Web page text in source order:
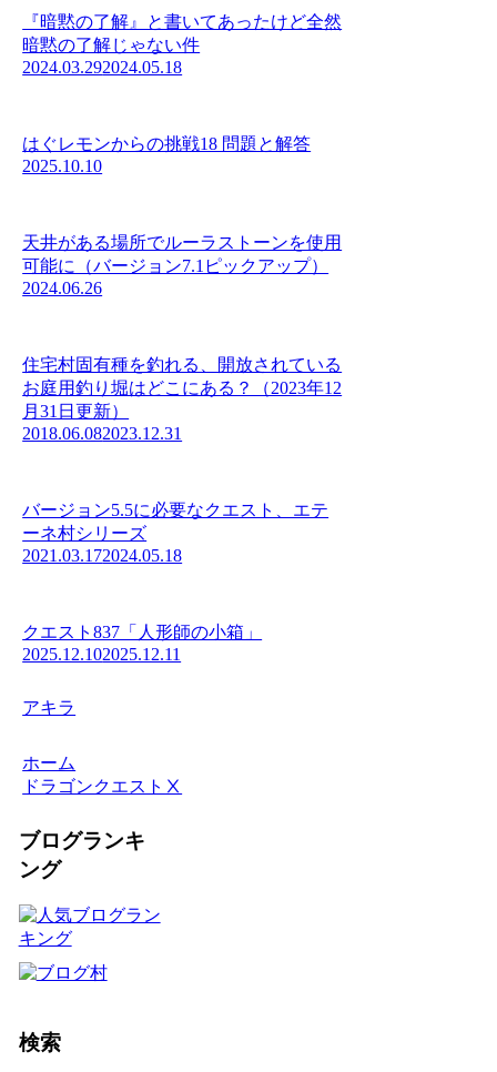
『暗黙の了解』と書いてあったけど全然
暗黙の了解じゃない件
2024.03.292024.05.18
はぐレモンからの挑戦18 問題と解答
2025.10.10
天井がある場所でルーラストーンを使用
可能に（バージョン7.1ピックアップ）
2024.06.26
住宅村固有種を釣れる、開放されている
お庭用釣り堀はどこにある？（2023年12
月31日更新）
2018.06.082023.12.31
バージョン5.5に必要なクエスト、エテ
ーネ村シリーズ
2021.03.172024.05.18
クエスト837「人形師の小箱」
2025.12.102025.12.11
アキラ
ホーム
ドラゴンクエストⅩ
ブログランキ
ング
検索